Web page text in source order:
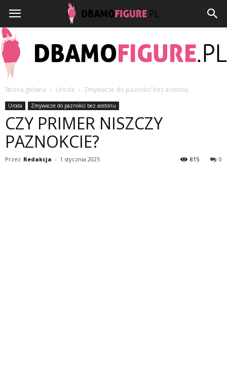
Dbamofigure.pl
Strona główna Uroda Zmywacze do paznokci bez acetonu
Uroda Zmywacze do paznokci bez acetonu
CZY PRIMER NISZCZY
PAZNOKCIE?
Przez Redakcja - 1 stycznia 2025 0
815